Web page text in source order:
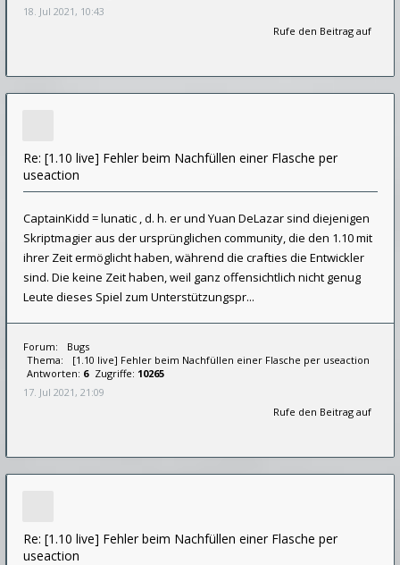
18. Jul 2021, 10:43
Rufe den Beitrag auf
Re: [1.10 live] Fehler beim Nachfüllen einer Flasche per
useaction
CaptainKidd = lunatic , d. h. er und Yuan DeLazar sind diejenigen
Skriptmagier aus der ursprünglichen community, die den 1.10 mit
ihrer Zeit ermöglicht haben, während die crafties die Entwickler
sind. Die keine Zeit haben, weil ganz offensichtlich nicht genug
Leute dieses Spiel zum Unterstützungspr...
Forum:
Bugs
Thema:
[1.10 live] Fehler beim Nachfüllen einer Flasche per useaction
Antworten: 6 Zugriffe: 10265
17. Jul 2021, 21:09
Rufe den Beitrag auf
Re: [1.10 live] Fehler beim Nachfüllen einer Flasche per
useaction